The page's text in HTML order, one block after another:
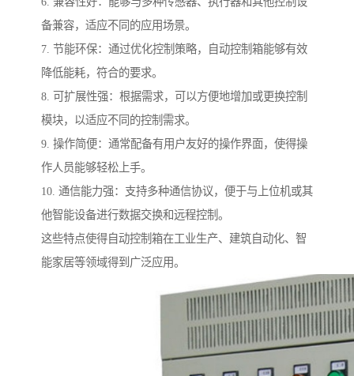
备兼容，适应不同的应用场景。
7. 节能环保：通过优化控制策略，自动控制箱能够有效
降低能耗，符合的要求。
8. 可扩展性强：根据需求，可以方便地增加或更换控制
模块，以适应不同的控制需求。
9. 操作简便：通常配备有用户友好的操作界面，使得操
作人员能够轻松上手。
10. 通信能力强：支持多种通信协议，便于与上位机或其
他智能设备进行数据交换和远程控制。
这些特点使得自动控制箱在工业生产、建筑自动化、智
能家居等领域得到广泛应用。